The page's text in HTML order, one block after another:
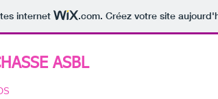
internet .com. Créez votre site
ASBL